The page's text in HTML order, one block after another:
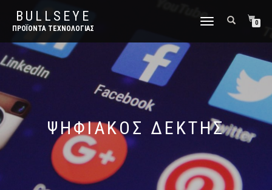
BULLSEYE
ΠΡΟΪΌΝΤΑ ΤΕΧΝΟΛΟΓΊΑΣ
ΕΝΑΛΛΑΓΉ
0
ΨΗΦΙΑΚΌΣ ΔΈΚΤΗΣ